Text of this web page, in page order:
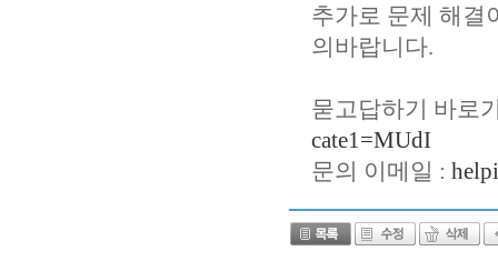
추가로 문제 해결
의바랍니다.
묻고답하기 바로
cate1=MUdI
문의 이메일 :